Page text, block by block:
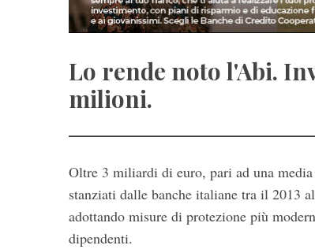
Lo rende noto l'Abi.
milioni.
Oltre 3 miliardi di euro, pari ad una
stanziati dalle banche italiane tra il 2013
adottando misure di protezione più
dipendenti.